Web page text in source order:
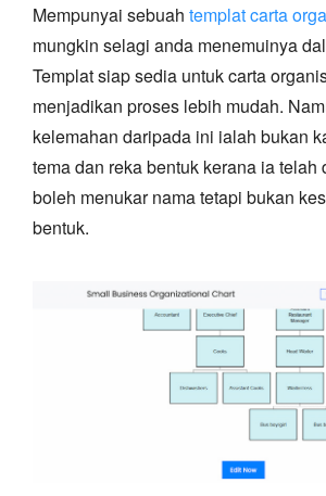
Mempunyai sebuah templat carta
mungkin selagi anda menemuinya
Templat siap sedia untuk carta
menjadikan proses lebih mudah.
kelemahan daripada ini ialah bukan
tema dan reka bentuk kerana ia telah
boleh menukar nama tetapi bukan
bentuk.